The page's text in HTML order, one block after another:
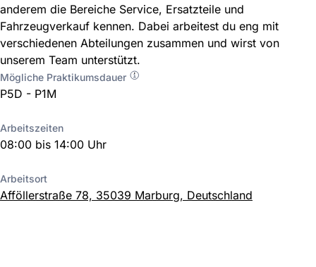
anderem die Bereiche Service, Ersatzteile und
Fahrzeugverkauf kennen. Dabei arbeitest du eng mit
verschiedenen Abteilungen zusammen und wirst von
unserem Team unterstützt.
Mögliche Praktikumsdauer
P5D - P1M
Arbeitszeiten
08:00 bis 14:00 Uhr
Arbeitsort
Afföllerstraße 78, 35039 Marburg, Deutschland